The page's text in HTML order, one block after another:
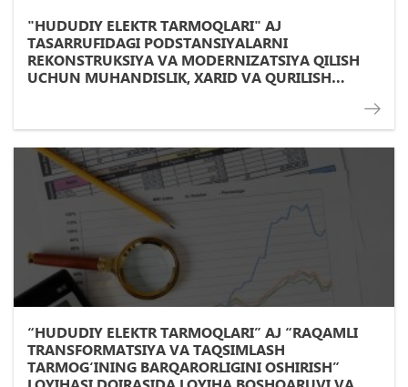
"HUDUDIY ELEKTR TARMOQLARI" AJ
TASARRUFIDAGI PODSTANSIYALARNI
REKONSTRUKSIYA VA MODERNIZATSIYA QILISH
UCHUN MUHANDISLIK, XARID VA QURILISH
“HUDUDIY ELEKTR TARMOQLARI” AJ “RAQAMLI
TRANSFORMATSIYA VA TAQSIMLASH
TARMOG‘INING BARQARORLIGINI OSHIRISH”